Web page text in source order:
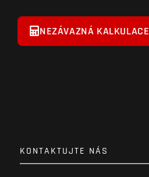
NEZÁVAZNÁ KALKULACE
KONTAKTUJTE NÁS